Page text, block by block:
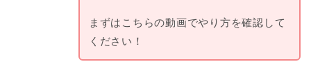
まずはこちらの動画でやり方を確認して
ください！